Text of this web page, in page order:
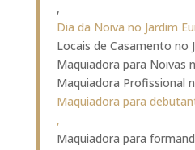
,
Dia da Noiva no Jardim
Locais de Casamento no
Maquiadora para Noivas
Maquiadora Profissional
Maquiadora para
,
Maquiadora para